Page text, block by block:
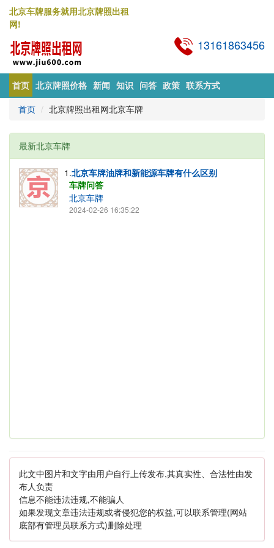
北京车牌服务就用北京牌照出租
网!
13161863456
首页 北京牌照价格 新闻 知识 问答 政策 联系方式
首页
北京牌照出租网北京车牌
最新北京车牌
1.北京车牌油牌和新能源车牌有什么区别
车牌问答
北京车牌
2024-02-26 16:35:22
此文中图片和文字由用户自行上传发布,其真实性、合法性由发
布人负责
信息不能违法违规,不能骗人
如果发现文章违法违规或者侵犯您的权益,可以联系管理(网站
底部有管理员联系方式)删除处理